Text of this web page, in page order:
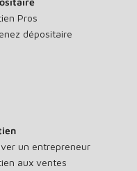
Pros
dépositaire
un entrepreneur
aux ventes